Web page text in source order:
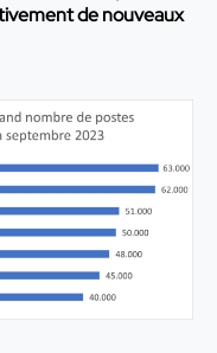
de nouveaux